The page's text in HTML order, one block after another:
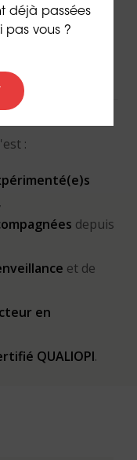
ligne
:
depuis
et de
en
QUALIOPI.
déjà passées
pas vous ?